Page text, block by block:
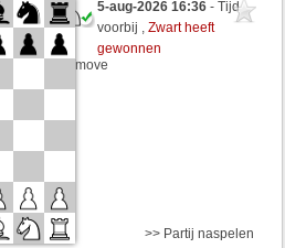
(1365)
2 seconds/move
5-aug-2026 16:36- Tijd
voorbij ,Zwart heeft
gewonnen
>> Partij naspelen